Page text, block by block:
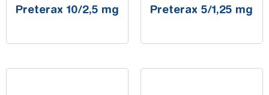
Preterax 10/2,5 mg Preterax 5/1,25 mg